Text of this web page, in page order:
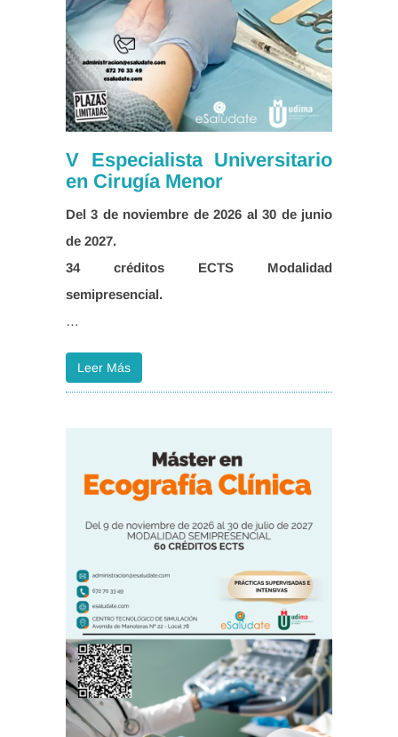
V Especialista Universitario
en Cirugía Menor
Del 3 de noviembre de 2026 al 30 de junio
34 créditos ECTS Modalidad
…
Leer Más